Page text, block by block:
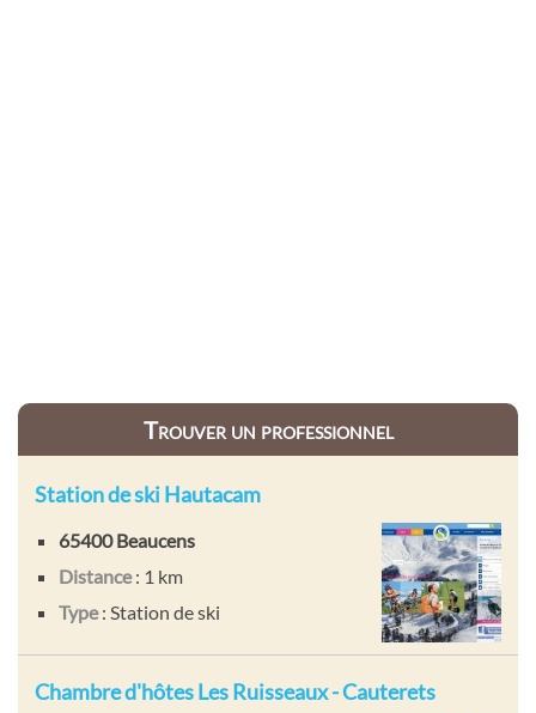
Trouver un professionnel
Station de ski Hautacam
65400 Beaucens
Distance: 1 km
Type: Station de ski
Chambre d'hôtes Les Ruisseaux - Cauterets